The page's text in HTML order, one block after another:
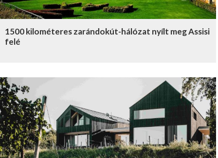
1500 kilométeres zarándokút-hálózat nyílt meg Assisi
felé